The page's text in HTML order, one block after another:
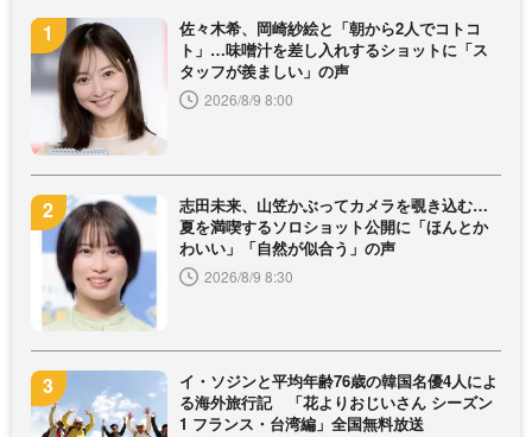
佐々木希、岡崎紗絵と「朝から2人でコトコ
ト」…味噌汁を差し入れするショットに「ス
タッフが羨ましい」の声
2026/8/9 8:00
志田未来、山笠かぶってカメラを覗き込む…
夏を満喫するソロショット公開に「ほんとか
わいい」「自然が似合う」の声
2026/8/9 8:30
イ・ソジンと平均年齢76歳の韓国名優4人によ
る海外旅行記 「花よりおじいさん シーズン
1 フランス・台湾編」全国無料放送